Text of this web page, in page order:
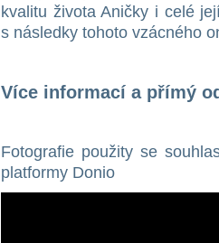
kvalitu života Aničky i celé
s následky tohoto vzácného
Více informací a přímý
Fotografie použity se
platformy Donio